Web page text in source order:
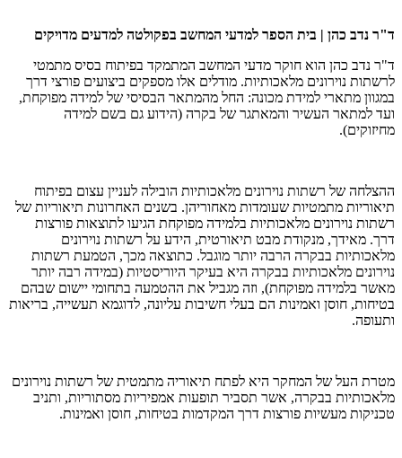
ד"ר נדב כהן | בית הספר למדעי המחשב בפקולטה למדעים מדויקים
ד"ר נדב כהן הוא חוקר מדעי המחשב המתמקד בפיתוח בסיס מתמטי
לרשתות נוירונים מלאכותיות. מודלים אלו מספקים ביצועים פורצי דרך
במגוון מתארי למידת מכונה: החל מהמתאר הבסיסי של למידה מפוקחת,
ועד למתאר העשיר והמאתגר של בקרה (הידוע גם בשם למידה
מחיזוקים).
ההצלחה של רשתות נוירונים מלאכותיות הובילה לעניין עצום בפיתוח
תיאוריות מתמטיות שעומדות מאחוריהן. בשנים האחרונות תיאוריות של
רשתות נוירונים מלאכותיות בלמידה מפוקחת הגיעו לתוצאות פורצות
דרך. מאידך, מנקודת מבט תיאורטית, הידע על רשתות נוירונים
מלאכותיות בבקרה הרבה יותר מוגבל. כתוצאה מכך, הטמעת רשתות
נוירונים מלאכותיות בבקרה היא בעיקר היוריסטיות (במידה רבה יותר
מאשר בלמידה מפוקחת), וזה מגביל את ההטמעה בתחומי יישום שבהם
בטיחות, חוסן ואמינות הם בעלי חשיבות עליונה, לדוגמא תעשייה, בריאות
ותעופה.
מטרת העל של המחקר היא לפתח תיאוריה מתמטית של רשתות נוירונים
מלאכותיות בבקרה, אשר תסביר תופעות אמפיריות מסתוריות, ותניב
טכניקות מעשיות פורצות דרך המקדמות בטיחות, חוסן ואמינות.